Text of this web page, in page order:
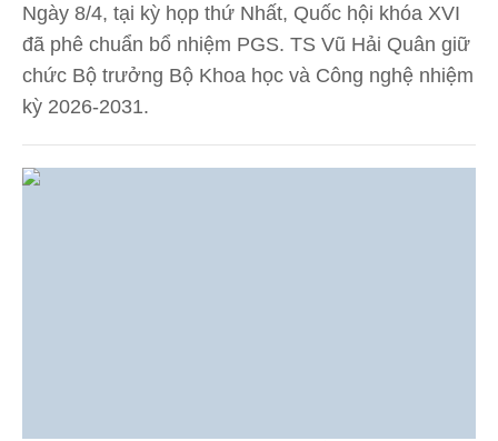
Ngày 8/4, tại kỳ họp thứ Nhất, Quốc hội khóa XVI
đã phê chuẩn bổ nhiệm PGS. TS Vũ Hải Quân giữ
chức Bộ trưởng Bộ Khoa học và Công nghệ nhiệm
kỳ 2026-2031.